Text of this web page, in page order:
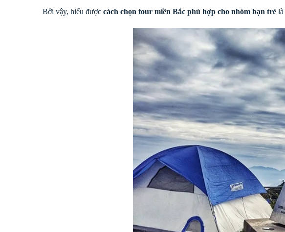
Bởi vậy, hiểu được cách chọn tour miền Bắc phù hợp cho nhóm bạn trẻ là